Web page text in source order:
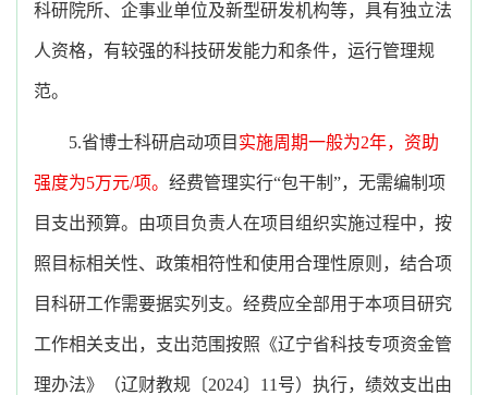
科研院所、企事业单位及新型研发机构等，具有独立法
人资格，有较强的科技研发能力和条件，运行管理规
范。
5.省博士科研启动项目 实施周期一般为2年，资助
强度为5万元/项。 经费管理实行“包干制”，无需编制项
目支出预算。由项目负责人在项目组织实施过程中，按
照目标相关性、政策相符性和使用合理性原则，结合项
目科研工作需要据实列支。经费应全部用于本项目研究
工作相关支出，支出范围按照《辽宁省科技专项资金管
理办法》（辽财教规〔2024〕11号）执行，绩效支出由